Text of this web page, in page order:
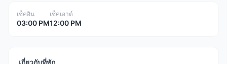
เช็คอิน
03:00 PM
เช็คเอาต์
12:00 PM
เกี่ยวกับที่พัก